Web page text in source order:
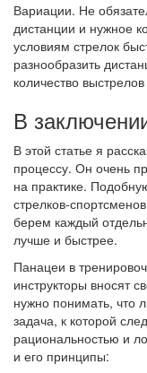
Вариации. Не
дистанции и нужное
условиям стрелок
разнообразить
количество
В
В этой статье я
процессу. Он очень
на практике.
стрелков-
берем каждый
лучше и быстрее.
Панацеи в
инструкторы вносят
нужно понимать, что
задача, к которой
рациональностью и
и его принципы: